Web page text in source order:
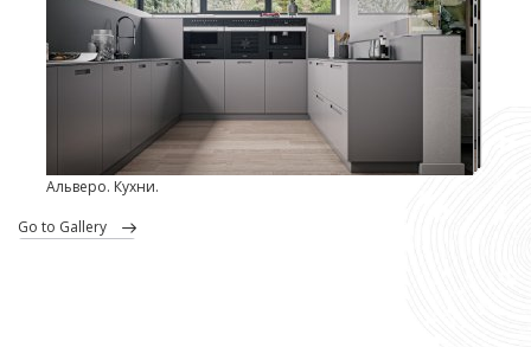
Альверо. Кухни.
go to Gallery